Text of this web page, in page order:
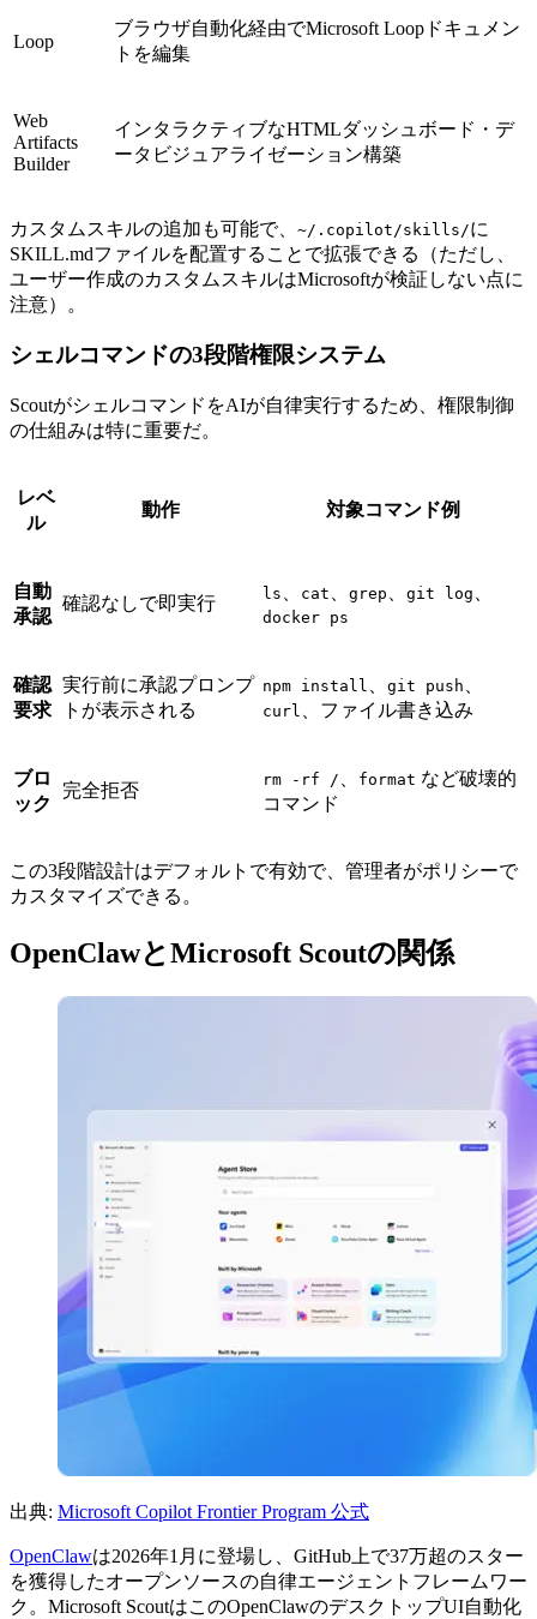
Loop
ブラウザ自動化経由でMicrosoft Loopドキュメン
トを編集
Web
Artifacts
Builder
インタラクティブなHTMLダッシュボード・デ
ータビジュアライゼーション構築
カスタムスキルの追加も可能で、 ~/.copilot/skills/に
SKILL.mdファイルを配置することで拡張できる（ただし、
ユーザー作成のカスタムスキルはMicrosoftが検証しない点に
注意）。
シェルコマンドの3段階権限システム
ScoutがシェルコマンドをAIが自律実行するため、権限制御
の仕組みは特に重要だ。
レベ
ル
動作 対象コマンド例
自動
承認
確認なしで即実行 ls cat grep git log
docker ps
確認
要求
実行前に承認プロンプ
トが表示される
npm install git push
curl 、ファイル書き込み
ブロ
ック
完全拒否
rm -rf / format など破壊的
コマンド
この3段階設計はデフォルトで有効で、管理者がポリシーで
カスタマイズできる。
OpenClawとMicrosoft Scoutの関係
出典: Microsoft Copilot Frontier Program 公式
OpenClawは2026年1月に登場し、GitHub上で37万超のスター
を獲得したオープンソースの自律エージェントフレームワー
ク。Microsoft ScoutはこのOpenClawのデスクトップUI自動化